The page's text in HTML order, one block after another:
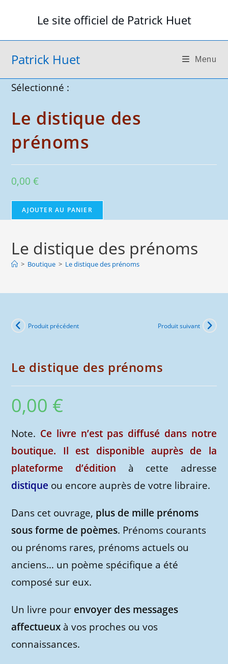
Le site officiel de Patrick Huet
Patrick Huet Menu
Sélectionné :
Le distique des
prénoms
0,00€
quantité
de
distique
des
prénoms
AJOUTER AU PANIER
Le distique des prénoms
> Boutique > Le distique des prénoms
Produit précédent Produit suivant
Le distique des prénoms
0,00 €
Note. Ce livre n’est pas diffusé dans notre
boutique. Il est disponible auprès de la
plateforme d’édition à cette adresse
distique ou encore auprès de votre libraire.
Dans cet ouvrage, plus de mille prénoms
sous forme de poèmes. Prénoms courants
ou prénoms rares, prénoms actuels ou
anciens… un poème spécifique a été
composé sur eux.
Un livre pour envoyer des messages
affectueux à vos proches ou vos
connaissances.